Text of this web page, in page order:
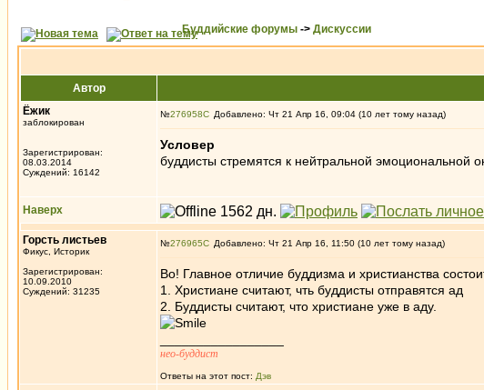
Буддийские форумы -> Дискуссии
Автор
Ёжик
заблокирован
Зарегистрирован:
08.03.2014
Суждений: 16142
№276958 Добавлено: Чт 21 Апр 16, 09:04 (10 лет тому назад)
Условер
буддисты стремятся к нейтральной эмоциональной
Наверх
Горсть листьев
Фикус, Историк
Зарегистрирован:
10.09.2010
Суждений: 31235
№276965 Добавлено: Чт 21 Апр 16, 11:50 (10 лет тому назад)
Во! Главное отличие буддизма и христианства
1. Христиане считают, чть буддисты отправятся ад
2. Буддисты считают, что христиане уже в аду.
нео-буддист
Ответы на этот пост: Дэв